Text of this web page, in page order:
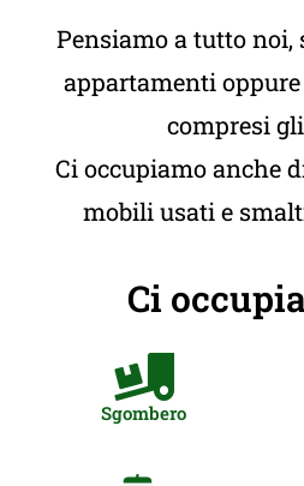
Pensiamo a tutto noi,
appartamenti
compresi
Ci occupiamo anche
mobili usati e
Ci
Sgombero